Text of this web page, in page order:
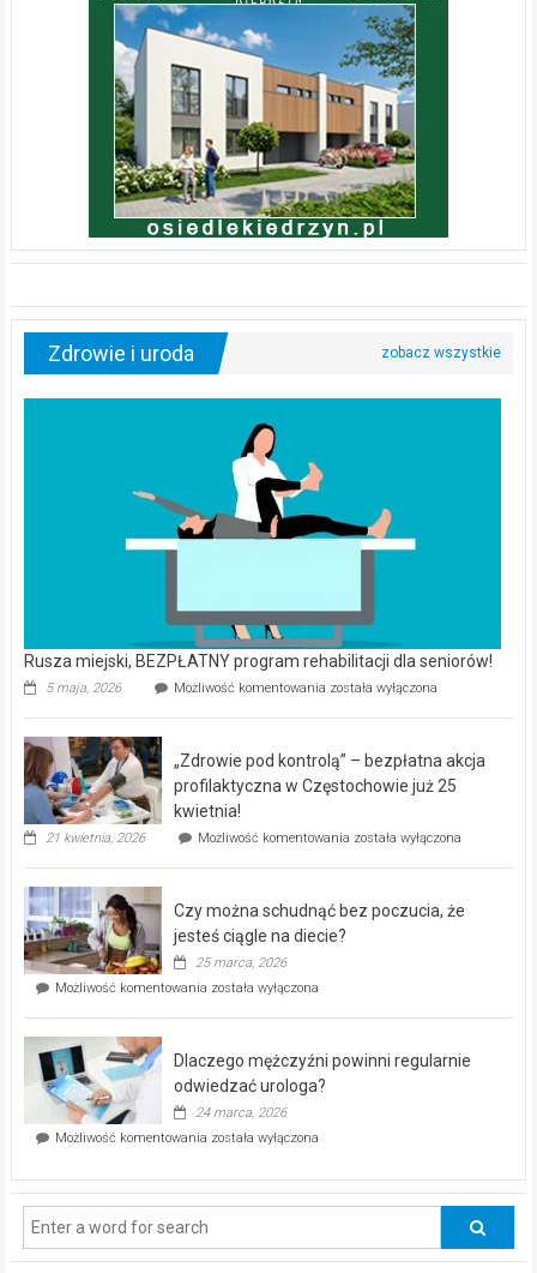
Zdrowie i uroda
Rusza miejski, BEZPŁATNY program rehabilitacji dla seniorów!
5 maja, 2026 Możliwość komentowania Rusza
rehabilitacji
dla
została wyłączona
„Zdrowie pod kontrolą” – bezpłatna akcja
profilaktyczna w Częstochowie już 25
kwietnia!
21 kwietnia, 2026 Możliwość komentowania „Zdrowie
bezpłatna
została wyłączona
Czy można schudnąć bez poczucia, że
jesteś ciągle na diecie?
25 marca, 2026
Możliwość komentowania Czy
poczucia,
że
ciągle
na
została wyłączona
Dlaczego mężczyźni powinni regularnie
odwiedzać urologa?
24 marca, 2026
Możliwość komentowania Dlaczego
regularnie
została wyłączona